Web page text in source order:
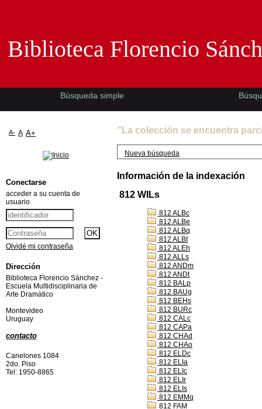
"La colección se encuentra
Nueva búsqueda
Información de la indexación
812 WILs
812 ALBc
812 ALBe
812 ALBq
812 ALBt
812 ALEh
812 ALLs
812 ANDm
812 ANDt
812 BALp
812 BAUg
812 BEHs
812 BURc
812 CALc
812 CAPa
812 CHAd
812 CHAo
812 ELDc
812 ELIa
812 ELIc
812 ELIr
812 ELIs
812 EMMq
812 FAM
Biblioteca Florencio
Búsqueda simple
A- A A+
Conectarse
acceder a su cuenta de
usuario
Olvidé mi contraseña
Dirección
Biblioteca Florencio Sànchez -
Escuela Multidisciplinaria de
Arte Dramàtico
Montevideo
Uruguay
contacto
Canelones 1084
2do. Piso
Tel: 1950-8865